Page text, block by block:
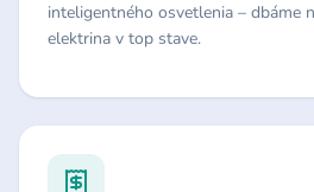
inteligentného osvetlenia – dbáme
elektrina v top stave.